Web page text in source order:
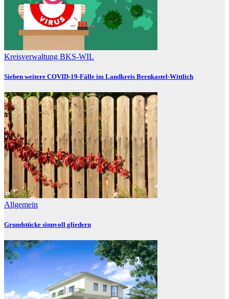
Kreisverwaltung BKS-WIL
Sieben weitere COVID-19-Fälle im Landkreis Bernkastel-Wittlich
Allgemein
Grundstücke sinnvoll gliedern